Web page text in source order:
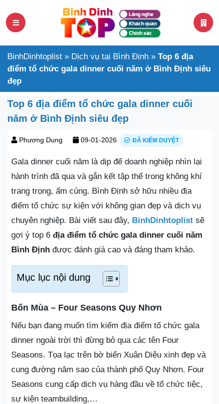
BinhDinhtoplist » Dịch vụ tại Bình Định » Top 6 địa
điểm tổ chức gala dinner cuối năm ở Bình Định siêu
đẹp
Top 6 địa điểm tổ chức gala dinner cuối
năm ở Bình Định siêu đẹp
Phương Dung 09-01-2026 ĐÃ KIỂM DUYỆT
Gala dinner cuối năm là dịp để doanh nghiệp nhìn lại
hành trình đã qua và gắn kết tập thể trong không khí
trang trọng, ấm cúng. Bình Định sở hữu nhiều địa
điểm tổ chức sự kiện với không gian đẹp và dịch vụ
chuyên nghiệp. Bài viết sau đây, BinhDinhtoplist sẽ
gợi ý top 6 địa điểm tổ chức gala dinner cuối năm
Bình Định được đánh giá cao và đáng tham khảo.
Mục lục nội dung
Bốn Mùa – Four Seasons Quy Nhơn
Nếu bạn đang muốn tìm kiếm địa điểm tổ chức gala
dinner ngoài trời thì đừng bỏ qua các tên Four
Seasons. Tọa lạc trên bờ biển Xuân Diệu xinh đẹp và
cung đường năm sao của thành phố Quy Nhơn. Four
Seasons cung cấp dịch vụ hàng đầu về tổ chức tiệc,
sự kiện teambuilding,…